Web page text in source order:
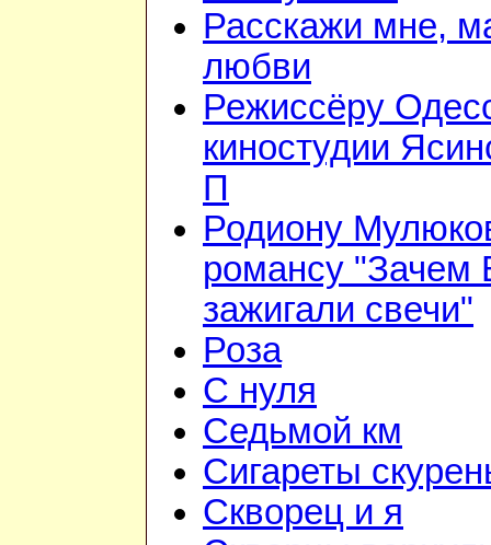
Расскажи мне,
любви
Режиссёру
киностудии
П
Родиону
романсу "Зачем
зажигали свечи"
Роза
С нуля
Седьмой км
Сигареты
Скворец и я